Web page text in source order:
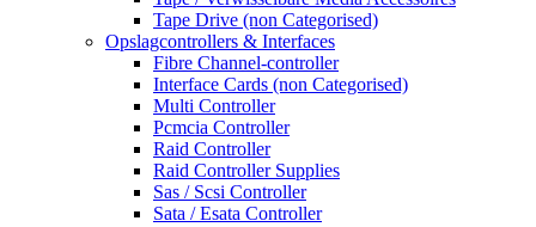
Tape Drive (non Categorised)
Opslagcontrollers & Interfaces
Fibre Channel-controller
Interface Cards (non Categorised)
Multi Controller
Pcmcia Controller
Raid Controller
Raid Controller Supplies
Sas / Scsi Controller
Sata / Esata Controller